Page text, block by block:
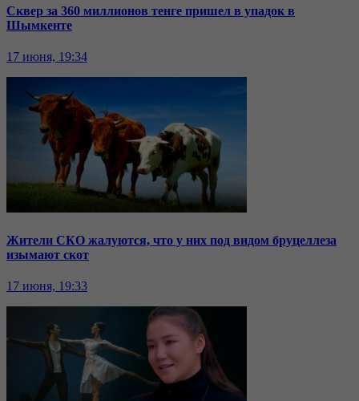
Сквер за 360 миллионов тенге пришел в упадок в
Шымкенте
17 июня, 19:34
Жители СКО жалуются, что у них под видом бруцеллеза
изымают скот
17 июня, 19:33